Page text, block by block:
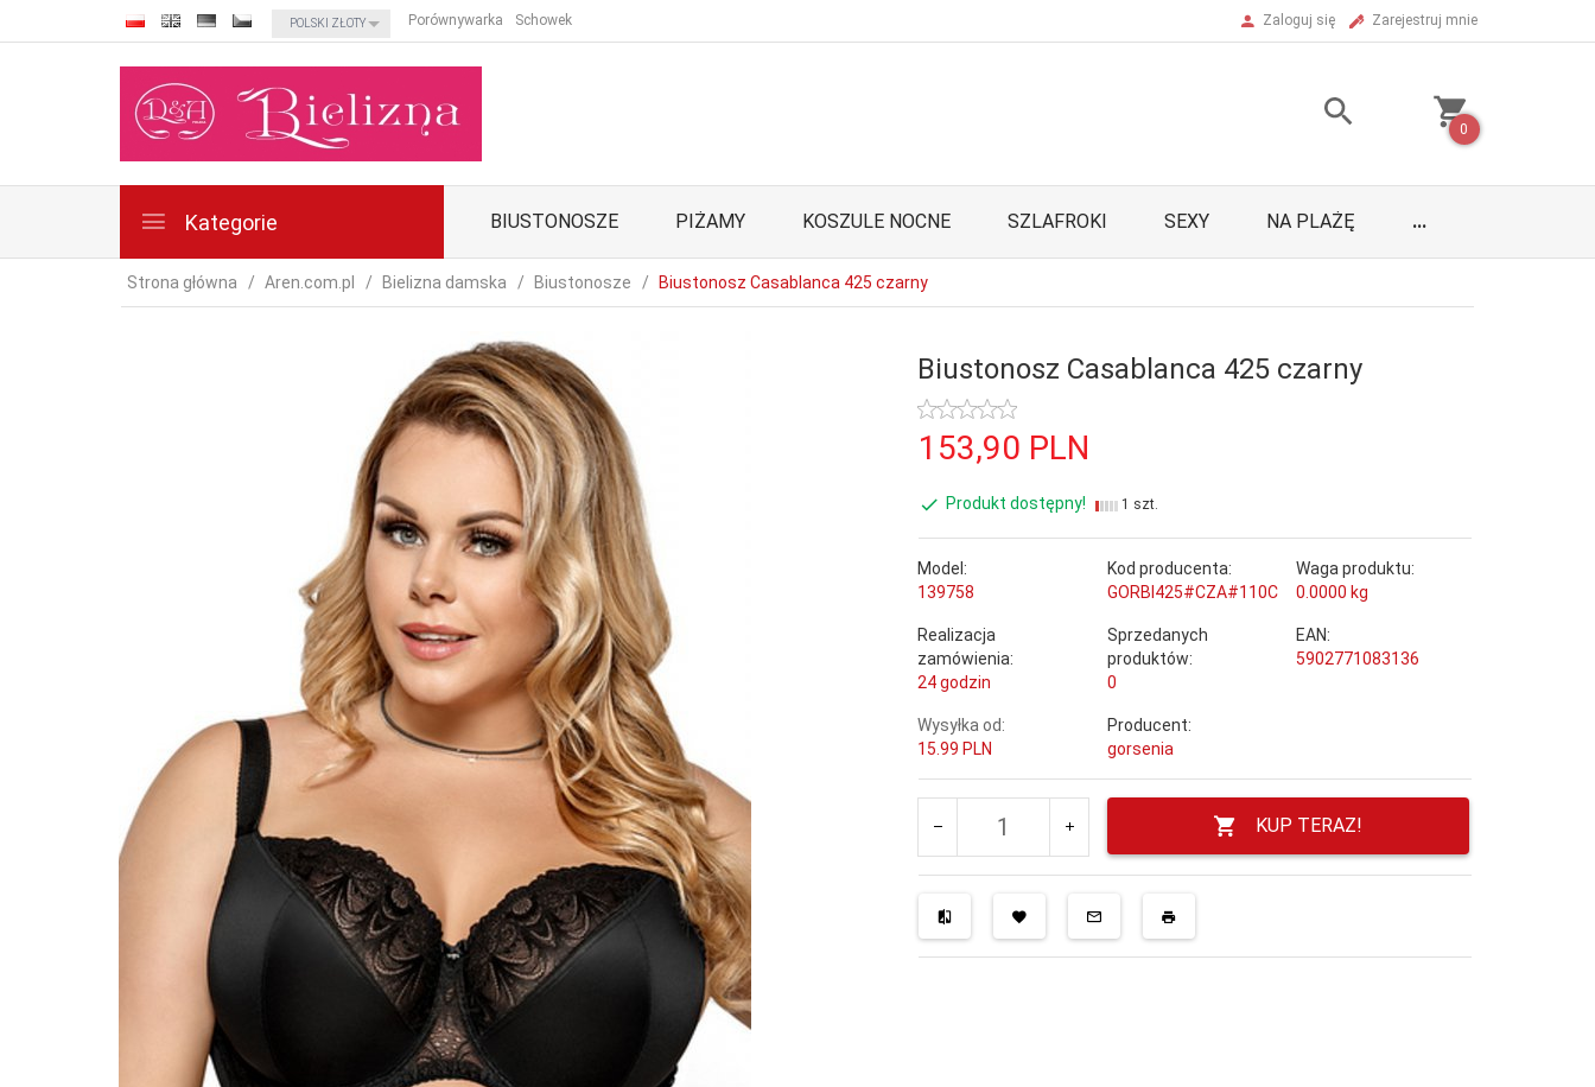
currency_h
POLSKI ZŁOTY Porównywarka Schowek Zaloguj się Zarejestruj mnie
0
Kategorie BIUSTONOSZE PIŻAMY KOSZULE NOCNE SZLAFROKI SEXY NA PLAŻĘ ...
Strona główna Aren.com.pl Bielizna damska Biustonosze Biustonosz Casablanca 425 czarny
Biustonosz Casablanca 425 czarny
153,90 PLN
Produkt dostępny! 1 szt.
Model:
139758
Kod producenta:
GORBI425#CZA#110C
Waga produktu:
0.0000 kg
Realizacja
zamówienia:
24 godzin
Sprzedanych
produktów:
0
EAN:
5902771083136
Wysyłka od:
15.99 PLN
Producent:
gorsenia
KUP TERAZ!